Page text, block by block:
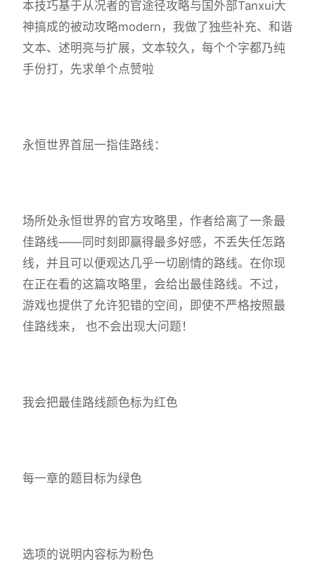
本技巧基于从况者的官途径攻略与国外部Tanxui大
神搞成的被动攻略modern，我做了独些补充、和谐
文本、述明亮与扩展，文本较久，每个个字都乃纯
手份打，先求单个点赞啦
永恒世界首屈一指佳路线：
场所处永恒世界的官方攻略里，作者给离了一条最
佳路线——同时刻即赢得最多好感，不丢失任怎路
线，并且可以便观达几乎一切剧情的路线。在你现
在正在看的这篇攻略里，会给出最佳路线。不过，
游戏也提供了允许犯错的空间，即使不严格按照最
佳路线来， 也不会出现大问题！
我会把最佳路线颜色标为红色
每一章的题目标为绿色
选项的说明内容标为粉色